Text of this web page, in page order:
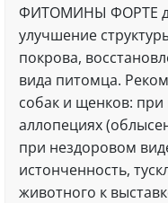
ФИТОМИНЫ ФОРТЕ
улучшение
покрова,
вида питомца.
собак и щенков:
аллопециях
при нездоровом
истонченность,
животного к